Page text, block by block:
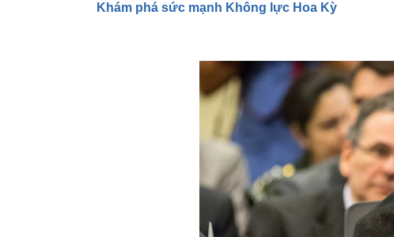
Khám phá sức mạnh Không lực Hoa Kỳ